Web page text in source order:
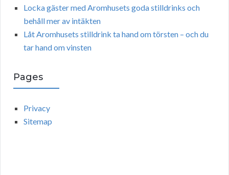
Locka gäster med Aromhusets goda stilldrinks och
behåll mer av intäkten
Låt Aromhusets stilldrink ta hand om törsten – och du
tar hand om vinsten
Pages
Privacy
Sitemap